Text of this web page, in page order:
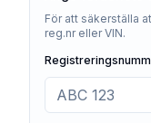
För att säkerställa
reg.nr eller VIN.